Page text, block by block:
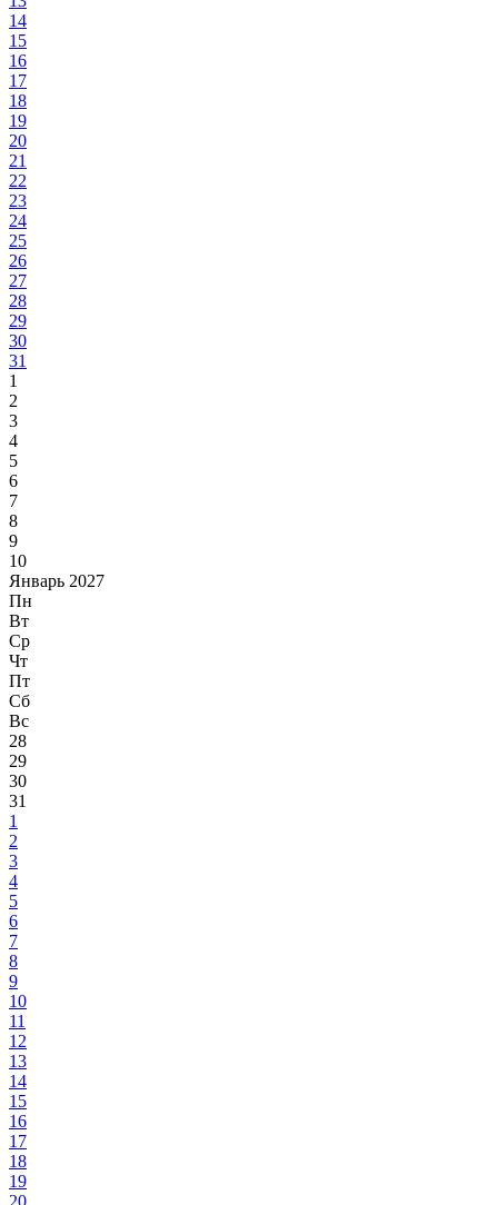
14
15
16
17
18
19
20
21
22
23
24
25
26
27
28
29
30
31
1
2
3
4
5
6
7
8
9
10
Январь 2027
Пн
Вт
Ср
Чт
Пт
Сб
Вс
28
29
30
31
1
2
3
4
5
6
7
8
9
10
11
12
13
14
15
16
17
18
19